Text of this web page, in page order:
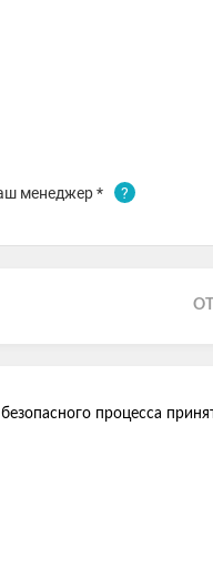
менеджер *
?
процесса